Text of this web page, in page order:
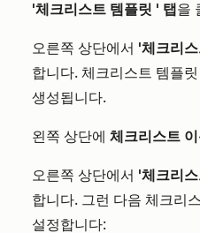
'체크리스트 템플릿 ' 탭 을
오른쪽 상단에서 '체크리
합니다. 체크리스트 템플
생성됩니다.
왼쪽 상단에 체크리스트
오른쪽 상단에서 '체크리
합니다. 그런 다음 체크리
설정합니다: